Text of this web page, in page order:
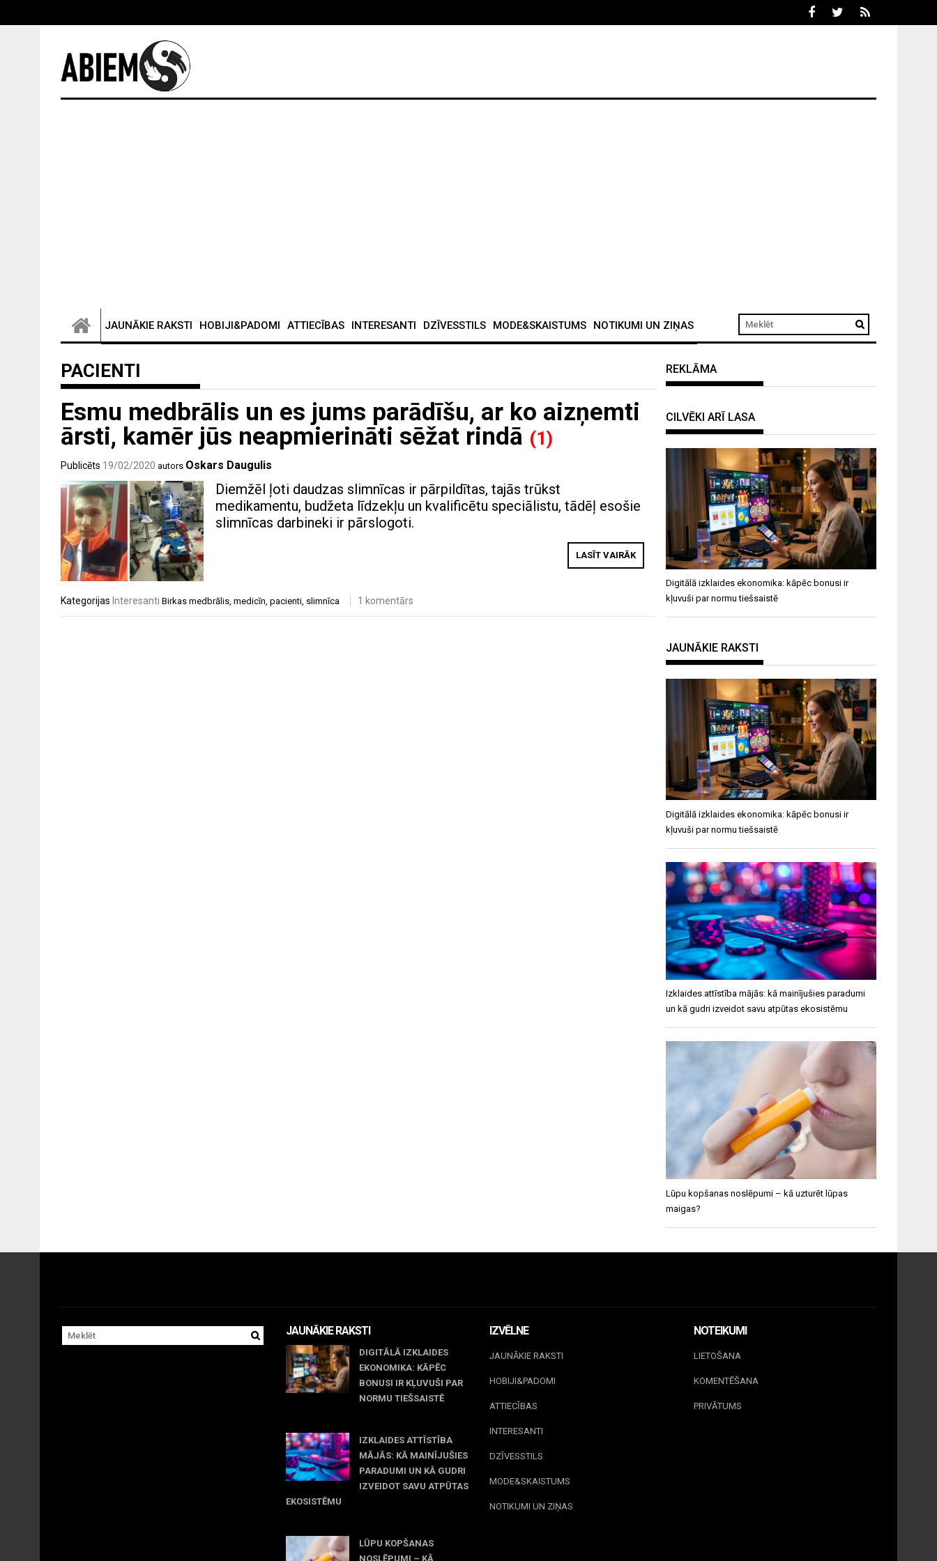
JAUNĀKIE RAKSTI HOBIJI&PADOMI ATTIECĪBAS INTERESANTI DZĪVESSTILS MODE&SKAISTUMS NOTIKUMI UN ZIŅAS
PACIENTI
Esmu medbrālis un es jums parādīšu, ar ko aizņemti
ārsti, kamēr jūs neapmierināti sēžat rindā (1)
Publicēts 19/02/2020 autors Oskars Daugulis
Diemžēl ļoti daudzas slimnīcas ir pārpildītas, tajās trūkst
medikamentu, budžeta līdzekļu un kvalificētu speciālistu, tādēļ esošie
slimnīcas darbineki ir pārslogoti.
LASĪT VAIRĀK
Kategorijas Interesanti Birkas medbrālis medicīn pacienti slimnīca 1 komentārs
REKLĀMA
CILVĒKI ARĪ LASA
Digitālā izklaides ekonomika: kāpēc bonusi ir
kļuvuši par normu tiešsaistē
JAUNĀKIE RAKSTI
Digitālā izklaides ekonomika: kāpēc bonusi ir
kļuvuši par normu tiešsaistē
Izklaides attīstība mājās: kā mainījušies paradumi
un kā gudri izveidot savu atpūtas ekosistēmu
Lūpu kopšanas noslēpumi – kā uzturēt lūpas
maigas?
JAUNĀKIE RAKSTI
DIGITĀLĀ IZKLAIDES
EKONOMIKA: KĀPĒC
BONUSI IR KĻUVUŠI PAR
NORMU TIEŠSAISTĒ
IZKLAIDES ATTĪSTĪBA
MĀJĀS: KĀ MAINĪJUŠIES
PARADUMI UN KĀ GUDRI
IZVEIDOT SAVU ATPŪTAS
EKOSISTĒMU
LŪPU KOPŠANAS
NOSLĒPUMI – KĀ
IZVĒLNE
JAUNĀKIE RAKSTI
HOBIJI&PADOMI
ATTIECĪBAS
INTERESANTI
DZĪVESSTILS
MODE&SKAISTUMS
NOTIKUMI UN ZIŅAS
NOTEIKUMI
LIETOŠANA
KOMENTĒŠANA
PRIVĀTUMS